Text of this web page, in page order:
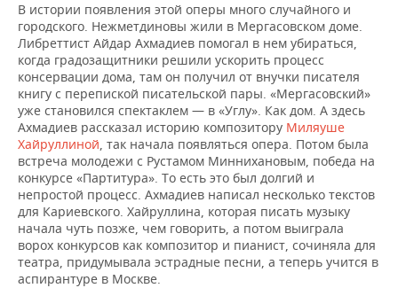
В истории появления этой оперы много случайного и
городского. Нежметдиновы жили в Мергасовском доме.
Либреттист Айдар Ахмадиев помогал в нем убираться,
когда градозащитники решили ускорить процесс
консервации дома, там он получил от внучки писателя
книгу с перепиской писательской пары. «Мергасовский»
уже становился спектаклем — в «Углу». Как дом. А здесь
Ахмадиев рассказал историю композитору Миляуше
Хайруллиной, так начала появляться опера. Потом была
встреча молодежи с Рустамом Миннихановым, победа на
конкурсе «Партитура». То есть это был долгий и
непростой процесс. Ахмадиев написал несколько текстов
для Кариевского. Хайруллина, которая писать музыку
начала чуть позже, чем говорить, а потом выиграла
ворох конкурсов как композитор и пианист, сочиняла для
театра, придумывала эстрадные песни, а теперь учится в
аспирантуре в Москве.